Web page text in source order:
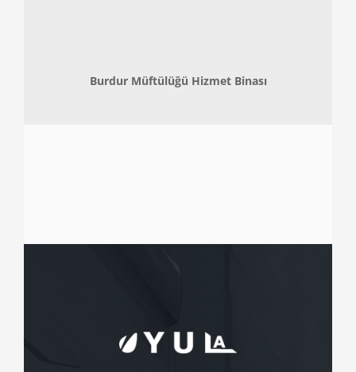
Burdur Müftülüğü Hizmet Binası